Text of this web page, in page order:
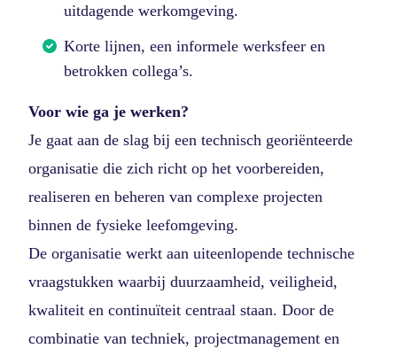
uitdagende werkomgeving.
Korte lijnen, een informele werksfeer en
betrokken collega’s.
Voor wie ga je werken?
Je gaat aan de slag bij een technisch georiënteerde
organisatie die zich richt op het voorbereiden,
realiseren en beheren van complexe projecten
binnen de fysieke leefomgeving.
De organisatie werkt aan uiteenlopende technische
vraagstukken waarbij duurzaamheid, veiligheid,
kwaliteit en continuïteit centraal staan. Door de
combinatie van techniek, projectmanagement en